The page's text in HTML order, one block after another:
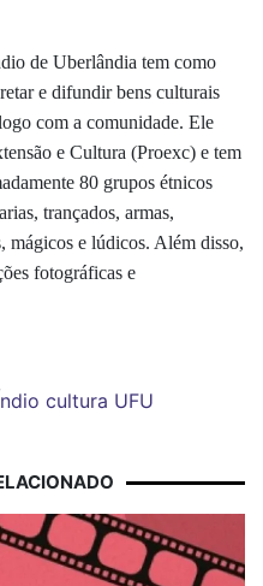
de Uberlândia tem como
e difundir bens culturais
com a comunidade. Ele
e Cultura (Proexc) e tem
80 grupos étnicos
trançados, armas,
mágicos e lúdicos. Além disso,
fotográficas e
cultura UFU